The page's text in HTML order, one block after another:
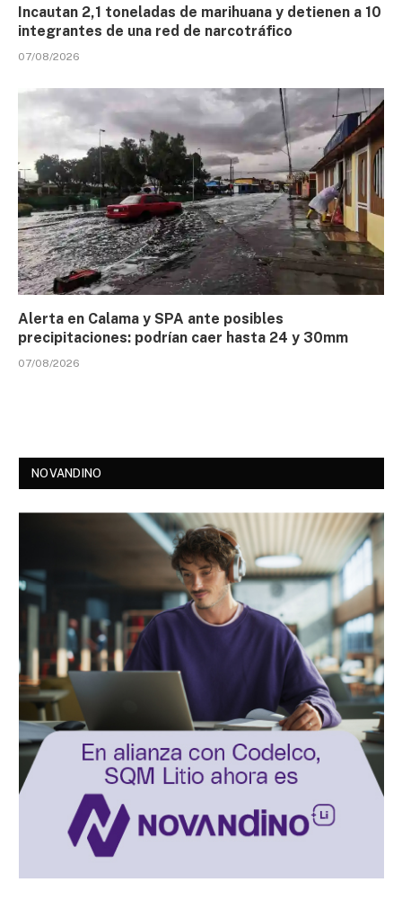
Incautan 2,1 toneladas de marihuana y detienen a 10
integrantes de una red de narcotráfico
07/08/2026
Alerta en Calama y SPA ante posibles
precipitaciones: podrían caer hasta 24 y 30mm
07/08/2026
NOVANDINO